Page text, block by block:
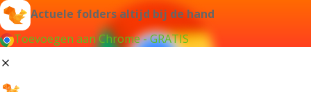
Actuele folders altijd bij de hand
Toevoegen aan Chrome - GRATIS